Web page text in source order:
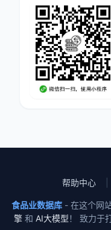
帮助中心
食品业数据库 - 在这个网
擎和 AI大模型！ 致力于